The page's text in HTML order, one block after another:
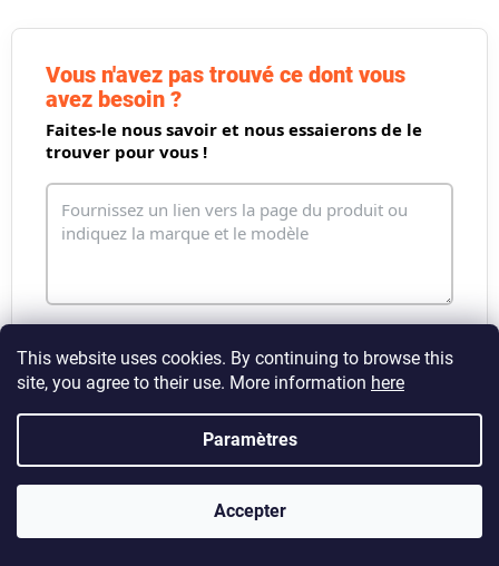
This website uses cookies. By continuing to browse this
site, you agree to their use. More information here
Paramètres
Accepter
ô
e
d
s
t
e
Vous n'avez pas trouvé ce dont vous
avez besoin ?
Faites-le nous savoir et nous essaierons de le
trouver pour vous !
Envoyer la demande